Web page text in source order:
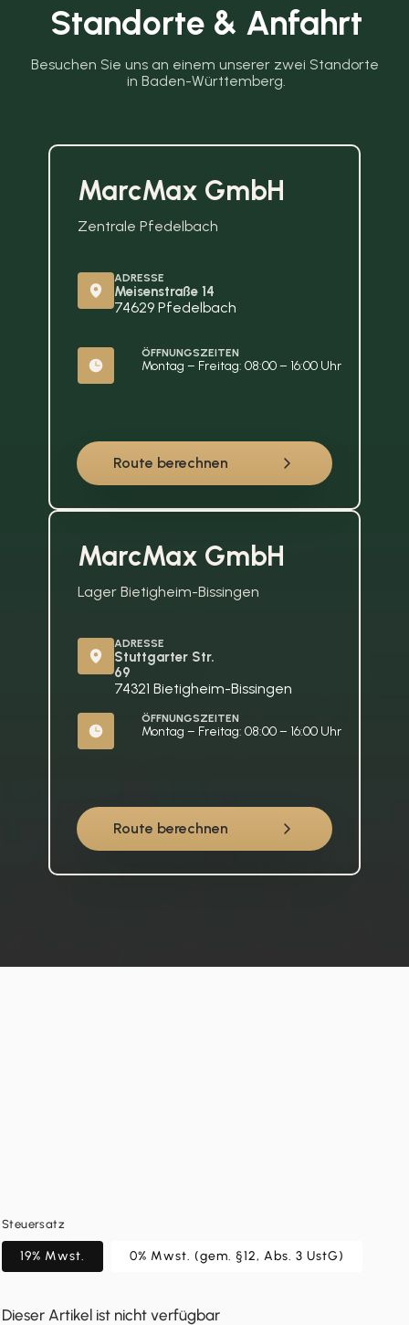
Standorte & Anfahrt
Besuchen Sie uns an einem unserer zwei Standorte
in Baden-Württemberg.
MarcMax GmbH
Zentrale Pfedelbach
Route berechnen
ADRESSE
Meisenstraße 14
74629 Pfedelbach
ÖFFNUNGSZEITEN
Montag – Freitag: 08:00 – 16:00 Uhr
MarcMax GmbH
Lager Bietigheim-Bissingen
Route berechnen
ADRESSE
Stuttgarter Str.
69
74321 Bietigheim-Bissingen
ÖFFNUNGSZEITEN
Montag – Freitag: 08:00 – 16:00 Uhr
Steuersatz
19% Mwst. 0% Mwst. (gem. §12, Abs. 3 UstG)
Dieser Artikel ist nicht verfügbar